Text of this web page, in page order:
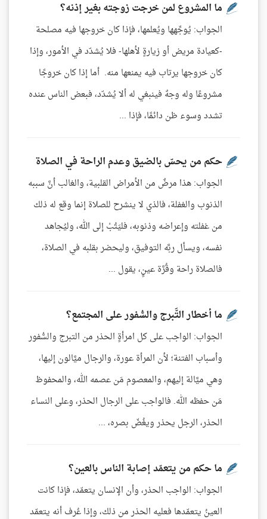
ما المشروع لمن خرجت زوجته بغير إذنه؟
الجواب: يُوجِّهها ويُعلمها، فإذا كان خروجها فيه مصلحة
-كعيادة مريض أو زيارةٍ لأهلها- فلا يُشدّد في الأمور، وإذا
كان خروجها يرتاب فيه يمنعها منه. أما إذا كان خروجًا
مشروعًا وله وجهٌ فينبغي له ألا يُشدّد، فبعض الناس عنده
تشدد وسوء ظن دائمًا، فإذا ...
حكم من يحسّ بالضيق وعدم الراحة في الصلاة
الجواب: هذا مرضٌ من الأمراض القلبية، والغالب أنَّ سببه
الذنوب والغفلة، فالذي لا ينشرح للصلاة إنما وقع له ذلك
من غفلته وإعراضه وذنوبه، فليَتُبْ إلى الله، وليُجاهد
نفسه، ويسأل ربَّه التوفيق، وليحضر بقلبه في الصلاة،
فالصلاة راحة وقُرَّة عينٍ، يقول ...
ما أخطار التَّبرج والسُّفور على المجتمع؟
الجواب: الواجب على كل امرأةٍ الحذر من التبرج والسُّفور
وأسباب الفتنة؛ لأن المرأة عورة، والرجال ميَّالون إليها،
وهي ميَّالة إليهم، والمعصوم مَن عصمه الله، والمحفوظ
مَن حفظه الله. فالواجب على الرجال الحذر، وعلى النساء
الحذر، الرجل يحذر ويغُضّ بصره، ...
ما حكم من يتعمّد إصابة الناس بالعين؟
الجواب: الواجب الحذر، وأن الإنسان يتعمّد، فإذا كانت
العينُ يتعمّدها فعليه الحذر من ذلك، وإذا عُرف أنه يتعمّد